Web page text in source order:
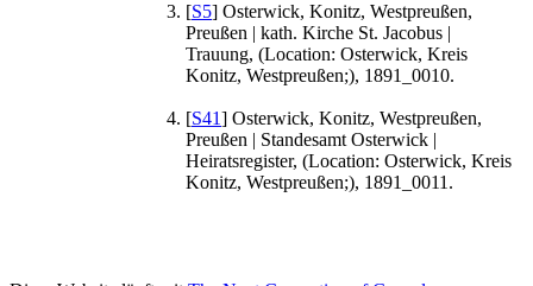
[S5] Osterwick, Konitz, Westpreußen,
Preußen | kath. Kirche St. Jacobus |
Trauung, (Location: Osterwick, Kreis
Konitz, Westpreußen;), 1891_0010.
[S41] Osterwick, Konitz, Westpreußen,
Preußen | Standesamt Osterwick |
Heiratsregister, (Location: Osterwick, Kreis
Konitz, Westpreußen;), 1891_0011.